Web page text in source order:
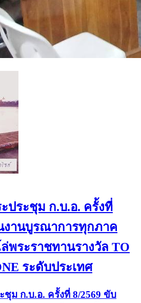
ประชุม ก.บ.อ. ครั้งที่
งานบูรณาการทุกภาค
พระราชทานรางวัล TO
ระดับประเทศ
ชุม ก.บ.อ. ครั้งที่ 8/2569 ขับ